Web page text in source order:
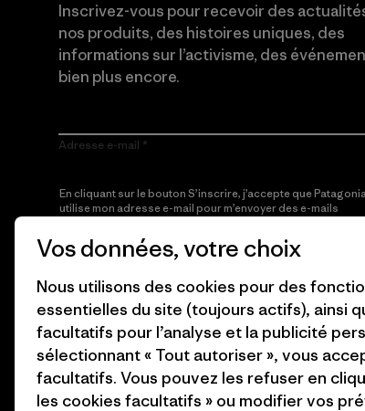
Inscrivez-vous pour recevoir des
nos produits, des histoires uniques, des
informations sur l’activisme, des
bien plus encore.
Adresse e-mail
En cliquant sur le bouton S’inscrire, j’accepte que
utilise mon adresse e-mail pour m’envoyer des e-mails
sensibilisation à l’activisme, les informations sur les
et autres, conformément à laPolitique de confidentialité
S’inscrire
Vos données, votre choix
Nous utilisons des cookies pour des
essentielles du site (toujours actifs), ainsi
facultatifs pour l’analyse et la publicité
sélectionnant « Tout autoriser », vous
facultatifs. Vous pouvez les refuser en
les cookies facultatifs » ou modifier vos